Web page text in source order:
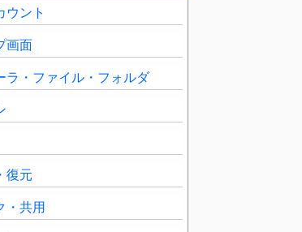
ウント
画面
ラ・ファイル・フォルダ
復元
・共用